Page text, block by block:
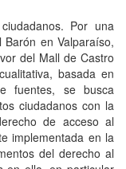
Por una
en Valparaíso,
del Mall de Castro
basada en
fuentes, se busca
ciudadanos con la
de acceso al
implementada en la
del derecho al